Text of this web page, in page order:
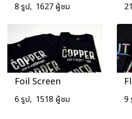
8 รูป, 1627 ผู้ชม
Foil Screen
6 รูป, 1518 ผู้ชม 9